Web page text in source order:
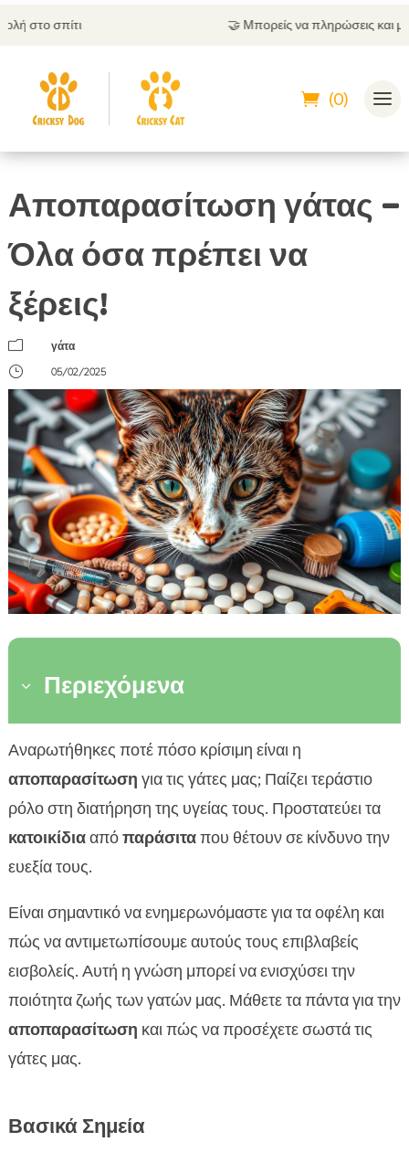
Μπορείς να πληρώσεις και με αντικαταβολή
(0)
Αποπαρασίτωση γάτας –
Όλα όσα πρέπει να
ξέρεις!
m
γάτα
}
05/02/2025
3 Περιεχόμενα
 Τι είναι η αποπαρασίτωση γάτας
 Κοινά Παράσιτα στις Γάτες
 Πώς να εντοπίσουμε τα παράσιτα
 Φάρμακα για την αποπαρασίτωση γάτας
 Φυσικές Μέθοδοι Αποπαρασίτωσης
 Αντηρητική φροντίδα μετά την αποπαρασίτωση

Ασφάλεια και αποτελεσματικότητα των
αντιπαρασιτικών προϊόντων
 Συμβουλές για την εφαρμογή αντιπαρασιτικών
γάτας
Συχνά ερωτήματα αποπαρασίτωσης γάτας

Πώς το CricksyCat μπορεί να βοηθήσει στην
Αναρωτήθηκες ποτέ πόσο κρίσιμη είναι η
αποπαρασίτωση για τις γάτες μας; Παίζει τεράστιο
ρόλο στη διατήρηση της υγείας τους. Προστατεύει τα
κατοικίδιααπόπαράσιταπου θέτουν σε κίνδυνο την
ευεξία τους.
Είναι σημαντικό να ενημερωνόμαστε για τα οφέλη και
πώς να αντιμετωπίσουμε αυτούς τους επιβλαβείς
εισβολείς. Αυτή η γνώση μπορεί να ενισχύσει την
ποιότητα ζωής των γατών μας. Μάθετε τα πάντα για την
αποπαρασίτωση και πώς να προσέχετε σωστά τις
γάτες μας.
Βασικά Σημεία